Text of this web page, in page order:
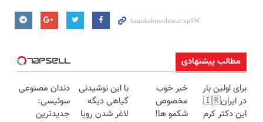
مطالب پیشنهادی
برای اولین بار
در ایران🇮🇷
این دکتر کرم
خبر خوب
مخصوص
شکمو ها!
با این نوشیدنی
گیاهی دیگه
لاغر شدن رویا
دندان مصنوعی
سوئیسی:
جدیدترین